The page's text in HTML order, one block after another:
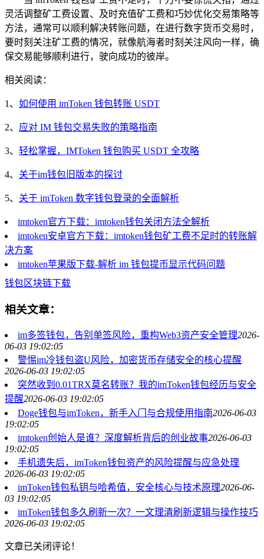
灵活调整矿工费设置、及时充值矿工费和巧妙优化交易策略等
方法，通常可以顺利解决转账问题，在进行数字货币交易时，
要时刻关注矿工费的情况，就像航海者时刻关注风向一样，确
保交易能够顺利进行，驶向成功的彼岸。
相关阅读：
1、 如何使用 imToken 钱包转账 USDT
2、 应对 IM 钱包交易失败的策略指南
3、 轻松掌握，IMToken 钱包购买 USDT 全攻略
4、 关于im钱包旧版本的探讨
5、 关于 imToken 数字钱包登录的全面解析
imtoken官方下载：imtoken钱包关闭方法全解析
imtoken安卓官方下载：imtoken钱包矿工费不足时的转账解
决方案
imtoken苹果版下载-解析 im 钱包提币显示代码问题
钱包区块链下载
相关文章：
im多签钱包，告别单签风险，重构Web3资产安全管理2026-
06-03 19:02:05
警惕im冷钱包盗U风险，加密货币存储安全的核心提醒
2026-06-03 19:02:05
突然收到0.01TRX莫名转账？我的imToken钱包经历与安全
提醒2026-06-03 19:02:05
Doge钱包与imToken，新手入门与合规使用指南2026-06-03
19:02:05
imtoken创始人是谁？深度解析背后的创业故事2026-06-03
19:02:05
手机遗失后，imToken钱包资产的风险提醒与应急处理
2026-06-03 19:02:05
imToken钱包私钥与哈希值，安全核心与技术原理2026-06-
03 19:02:05
imToken钱包多久刷新一次？一文理清刷新逻辑与操作技巧
2026-06-03 19:02:05
文章已关闭评论！